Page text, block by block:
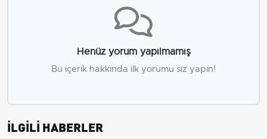
Henüz yorum yapılmamış
Bu içerik hakkında ilk yorumu siz yapın!
İLGİLİ HABERLER